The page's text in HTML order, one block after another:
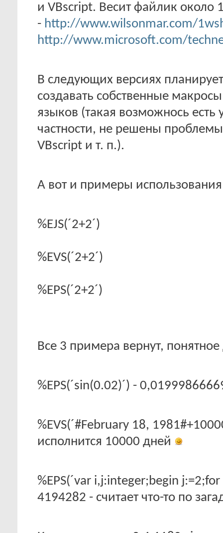
и VBscript. Весит файлик около
- http://www.wilsonmar.com/
http://www.microsoft.com/
В следующих версиях
создавать собственные
языков (такая возможнось
частности, не решены
VBscript и т. п.).
А вот и примеры
%EJS(´2+2´)
%EVS(´2+2´)
%EPS(´2+2´)
Все 3 примера вернут,
%EPS(´sin(0.02)´) -
%EVS(´#February 18,
исполнится 10000 дней
%EPS(´var i,j:integer;begin
4194282 - считает что-то по